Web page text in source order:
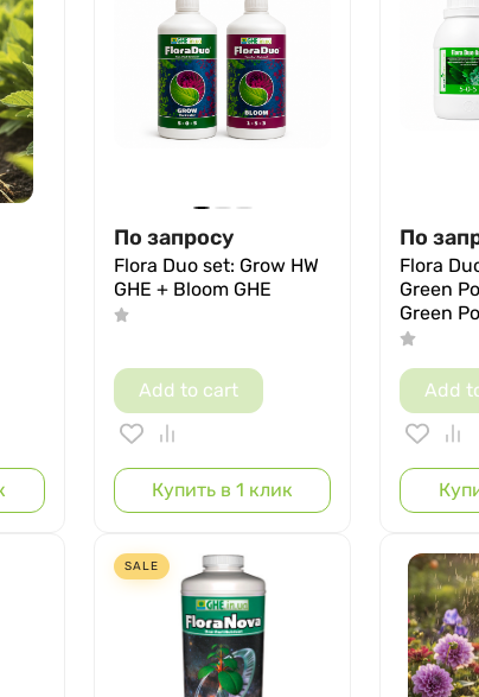
По запросу
Flora Duo set: Grow HW
GHE + Bloom GHE
Add to cart
Купить в 1 клик
По
Flora
Green
Green
Add
SALE